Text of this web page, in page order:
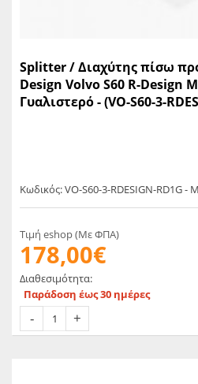
Splitter / Διαχύτης πίσω
Design Volvo S60 R-Design
Γυαλιστερό - (VO-S60-3-
Κωδικός: VO-S60-3-RDESIGN-RD1G -
Τιμή eshop (Με ΦΠΑ)
178,00€
Διαθεσιμότητα:
Παράδοση έως 30 ημέρες